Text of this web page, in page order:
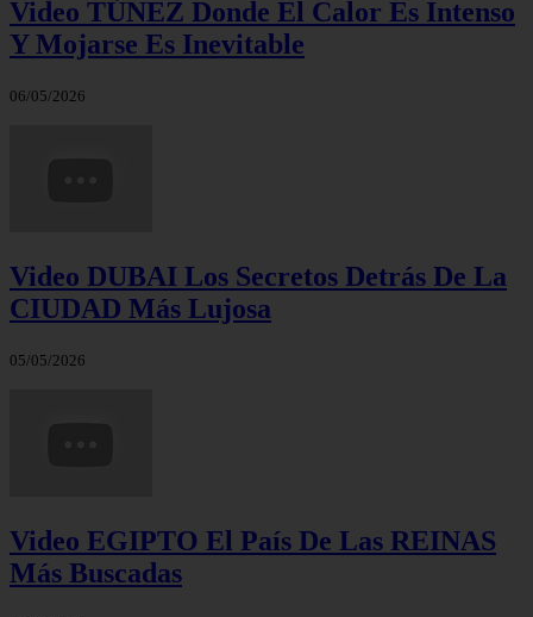
Video TÚNEZ Donde El Calor Es Intenso
Y Mojarse Es Inevitable
06/05/2026
Video DUBAI Los Secretos Detrás De La
CIUDAD Más Lujosa
05/05/2026
Video EGIPTO El País De Las REINAS
Más Buscadas